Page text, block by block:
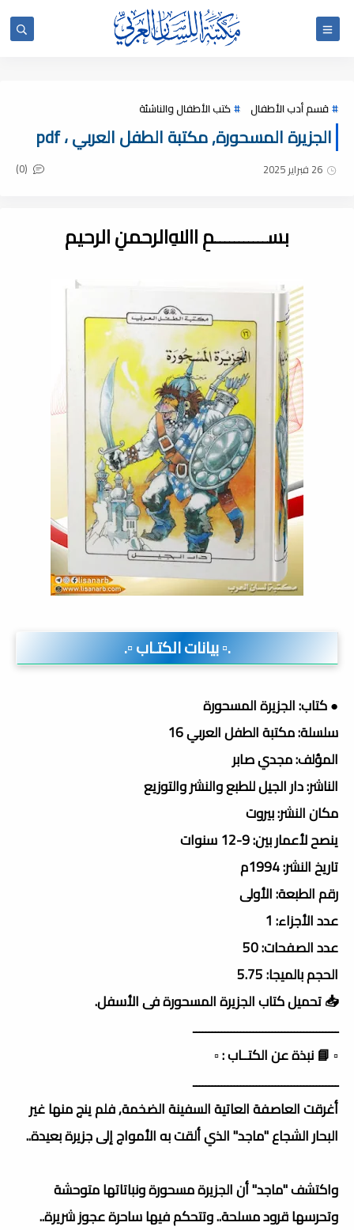
قسم أدب الأطفال كتب الأطفال والناشئة
الجزيرة المسحورة, مكتبة الطفل العربي ، pdf
26 فبراير 2025 (0)
بســـــــــــمِ اﷲِالرحمنِ الرحيم
.▫️ بيانات الكتـاب ▫️.
● كتاب: الجزيرة المسحورة
سلسلة: مكتبة الطفل العربي 16
المؤلف: مجدي صابر
الناشر: دار الجيل للطبع والنشر والتوزيع
مكان النشر: بيروت
ينصح لأعمار بين: 9-12 سنوات
تاريخ النشر: 1994م
رقم الطبعة: الأولى
عدد الأجزاء: 1
عدد الصفحات: 50
الحجم بالميجا: 5.75
📥 تحميل كتاب الجزيرة المسحورة فى الأسفل.
ــــــــــــــــــــــــــــــــــــــــــــــ
▫️ 📘 نبذة عن الكتــاب : ▫️
ــــــــــــــــــــــــــــــــــــــــــــــ
أغرقت العاصفة العاتية السفينة الضخمة, فلم ينج منها غير
البحار الشجاع "ماجد" الذي ألقت به الأمواج إلى جزيرة بعيدة..
واكتشف "ماجد" أن الجزيرة مسحورة ونباتاتها متوحشة
وتحرسها قرود مسلحة.. وتتحكم فيها ساحرة عجوز شريرة..